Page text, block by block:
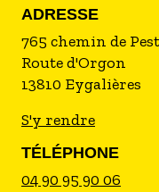
ADRESSE
765 chemin de
Route d'Orgon
13810 Eygalières
S'y rendre
TÉLÉPHONE
04 90 95 90 06